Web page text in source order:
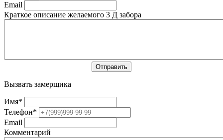
Email
Краткое описание желаемого 3 Д забора
Вызвать замерщика
Имя*
Телефон*
Email
Комментарий